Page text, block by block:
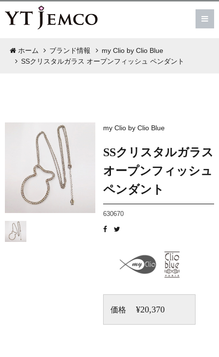
ホーム ブランド情報
my Clio by Clio Blue
SSクリスタルガラス オープンフィッシュ ペンダント
my Clio by Clio Blue
SSクリスタルガラス
オープンフィッシュ
ペンダント
630670
価格 ¥20,370